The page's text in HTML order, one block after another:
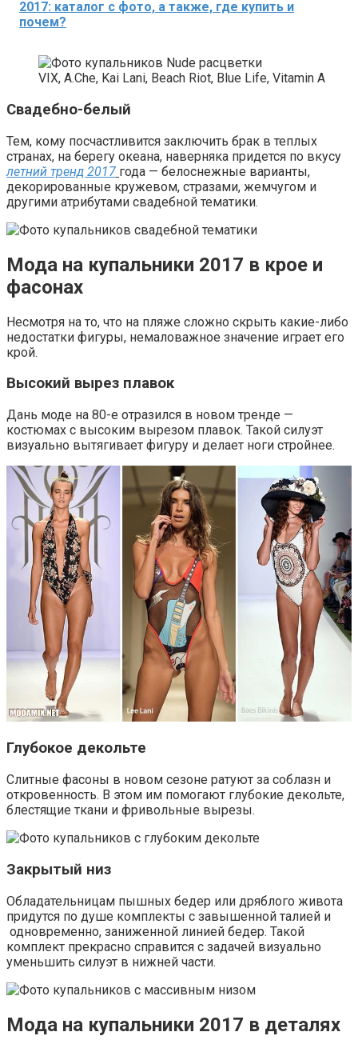
2017: каталог с фото, а также, где купить и
почем?
VIX, A.Che, Kai Lani, Beach Riot, Blue Life, Vitamin A
Свадебно-белый
Тем, кому посчастливится заключить брак в теплых
странах, на берегу океана, наверняка придется по вкусу
летний тренд 2017 года — белоснежные варианты,
декорированные кружевом, стразами, жемчугом и
другими атрибутами свадебной тематики.
Мода на купальники 2017 в крое и
фасонах
Несмотря на то, что на пляже сложно скрыть какие-либо
недостатки фигуры, немаловажное значение играет его
крой.
Высокий вырез плавок
Дань моде на 80-е отразился в новом тренде —
костюмах с высоким вырезом плавок. Такой силуэт
визуально вытягивает фигуру и делает ноги стройнее.
Глубокое декольте
Слитные фасоны в новом сезоне ратуют за соблазн и
откровенность. В этом им помогают глубокие декольте,
блестящие ткани и фривольные вырезы.
Закрытый низ
Обладательницам пышных бедер или дряблого живота
придутся по душе комплекты с завышенной талией и
одновременно, заниженной линией бедер. Такой
комплект прекрасно справится с задачей визуально
уменьшить силуэт в нижней части.
Мода на купальники 2017 в деталях